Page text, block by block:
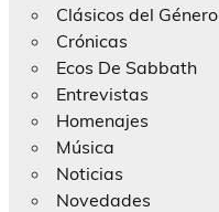
Clásicos del Género
Crónicas
Ecos De Sabbath
Entrevistas
Homenajes
Música
Noticias
Novedades